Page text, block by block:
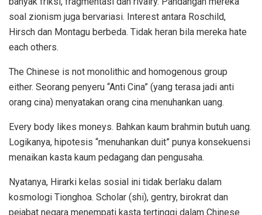
soal zionism juga bervariasi. Interest antara Roschild,
Hirsch dan Montagu berbeda. Tidak heran bila mereka hate
each others.
The Chinese is not monolithic and homogenous group
either. Seorang penyeru “Anti Cina” (yang terasa jadi anti
orang cina) menyatakan orang cina menuhankan uang.
Every body likes moneys. Bahkan kaum brahmin butuh uang.
Logikanya, hipotesis “menuhankan duit” punya konsekuensi
menaikan kasta kaum pedagang dan pengusaha.
Nyatanya, Hirarki kelas sosial ini tidak berlaku dalam
kosmologi Tionghoa. Scholar (shi), gentry, birokrat dan
pejabat negara menempati kasta tertinggi dalam Chinese